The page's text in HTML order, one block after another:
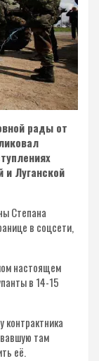
рады от
и Луганской
Степана
в соцсети,
настоящем
в 14-15
там
её.